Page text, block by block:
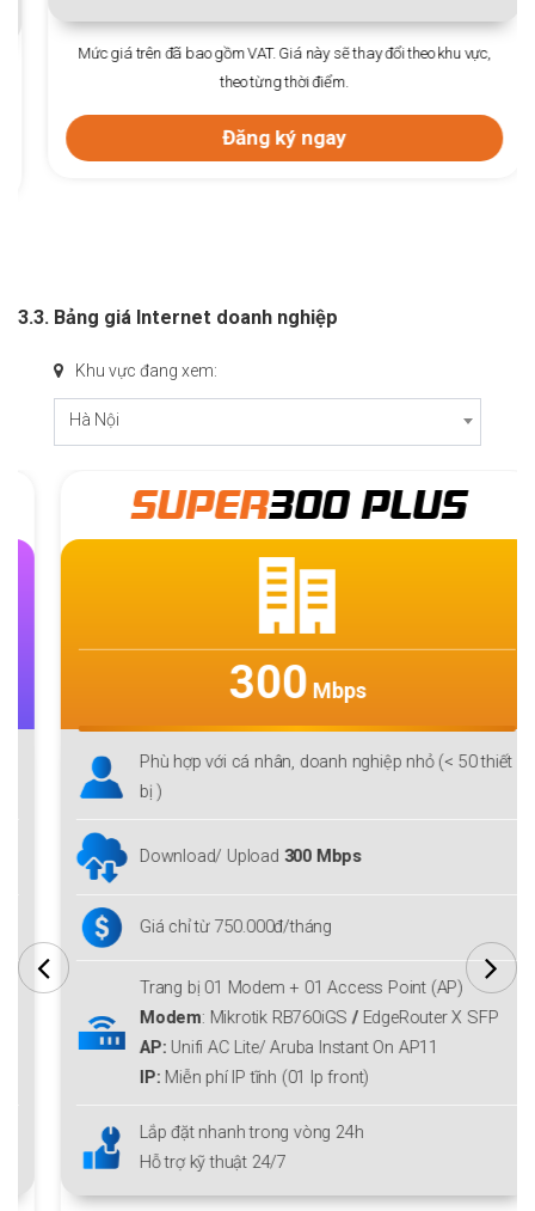
Mức giá trên đã bao gồm VAT. Giá này sẽ thay đổi theo khu vực,
theo từng thời điểm.
Đăng ký ngay
3.3. Bảng giá Internet doanh nghiệp
Khu vực đang xem:
Hà Nội
SUPER300 PLUS
300Mbps
Phù hợp với cá nhân, doanh nghiệp nhỏ (< 50 thiết
bị )
Download/ Upload300 Mbps
Giá chỉ từ 750.000đ/tháng
Trang bị 01 Modem + 01 Access Point (AP)
Modem: Mikrotik RB760iGS/EdgeRouter X SFP
AP:Unifi AC Lite/ Aruba Instant On AP11
Miễn phí IP tĩnh (01 Ip front)
Lắp đặt nhanh trong vòng 24h
Hỗ trợ kỹ thuật 24/7